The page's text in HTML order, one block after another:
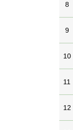
8
9
10
11
12